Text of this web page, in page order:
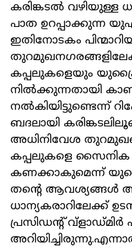
കരിങ്കടൽ വഴിയുള്ള
പാത ഉറപ്പാക്കുന്ന
ഇതിനോടകം
കപ്പലുകളെയും
നിൽക്കുന്നതായി
നൽകിയിട്ടുണ്ടെന്ന്
ബദലായി
അധിനിവേശ
കപ്പലുകളെ സൈനിക
കണക്കാകുമെന്ന്
തന്റെ ആവശ്യങ്ങൾ
ധാന്യകരാറിലേക്ക്
പ്രസിഡന്റ് വ്‌ളാഡ്മിർ